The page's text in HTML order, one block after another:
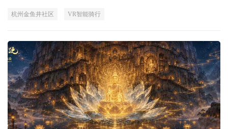
杭州金鱼井社区 VR智能骑行